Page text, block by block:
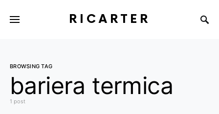
RICARTER
BROWSING TAG
bariera termica
1 post